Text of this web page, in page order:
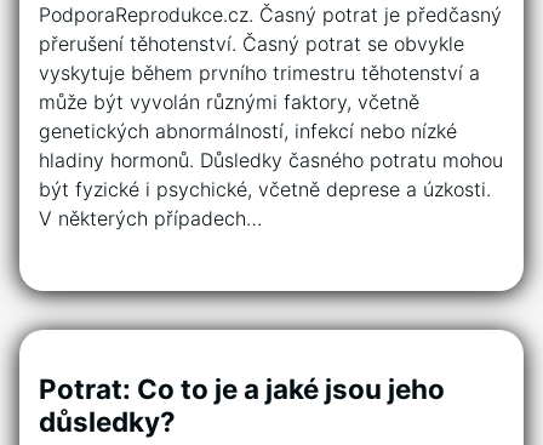
PodporaReprodukce.cz. Časný potrat je předčasný
přerušení těhotenství. Časný potrat se obvykle
vyskytuje během prvního trimestru těhotenství a
může být vyvolán různými faktory, včetně
genetických abnormálností, infekcí nebo nízké
hladiny hormonů. Důsledky časného potratu mohou
být fyzické i psychické, včetně deprese a úzkosti.
V některých případech…
Potrat: Co to je a jaké jsou jeho
důsledky?